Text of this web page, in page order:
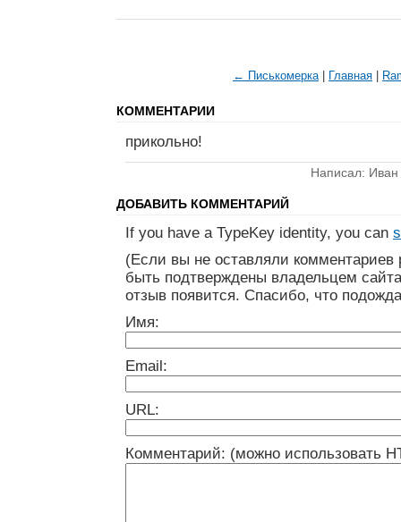
← Писькомерка| Главная
КОММЕНТАРИИ
прикольно!
Написал:
ДОБАВИТЬ КОММЕНТАРИЙ
If you have a TypeKey identity, you can
(Если вы не оставляли
быть подтверждены владельцем
отзыв появится. Спасибо, что
Имя:
Email:
URL:
Комментарий: (можно использовать